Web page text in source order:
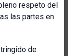
respeto del
las partes en
de